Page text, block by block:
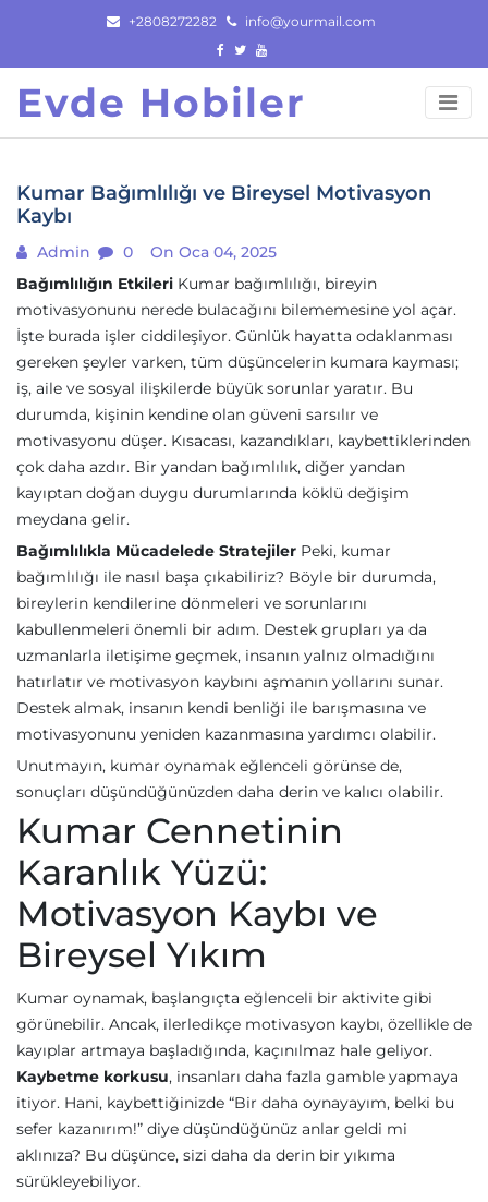
content
+2808272282 info@yourmail.com
Evde Hobiler
Kumar Bağımlılığı ve Bireysel Motivasyon
Kaybı
Admin 0
On Oca 04, 2025
Bağımlılığın Etkileri Kumar bağımlılığı, bireyin
motivasyonunu nerede bulacağını bilememesine yol açar.
İşte burada işler ciddileşiyor. Günlük hayatta odaklanması
gereken şeyler varken, tüm düşüncelerin kumara kayması;
iş, aile ve sosyal ilişkilerde büyük sorunlar yaratır. Bu
durumda, kişinin kendine olan güveni sarsılır ve
motivasyonu düşer. Kısacası, kazandıkları, kaybettiklerinden
çok daha azdır. Bir yandan bağımlılık, diğer yandan
kayıptan doğan duygu durumlarında köklü değişim
meydana gelir.
Bağımlılıkla Mücadelede Stratejiler Peki, kumar
bağımlılığı ile nasıl başa çıkabiliriz? Böyle bir durumda,
bireylerin kendilerine dönmeleri ve sorunlarını
kabullenmeleri önemli bir adım. Destek grupları ya da
uzmanlarla iletişime geçmek, insanın yalnız olmadığını
hatırlatır ve motivasyon kaybını aşmanın yollarını sunar.
Destek almak, insanın kendi benliği ile barışmasına ve
motivasyonunu yeniden kazanmasına yardımcı olabilir.
Unutmayın, kumar oynamak eğlenceli görünse de,
sonuçları düşündüğünüzden daha derin ve kalıcı olabilir.
Kumar Cennetinin
Karanlık Yüzü:
Motivasyon Kaybı ve
Bireysel Yıkım
Kumar oynamak, başlangıçta eğlenceli bir aktivite gibi
görünebilir. Ancak, ilerledikçe motivasyon kaybı, özellikle de
kayıplar artmaya başladığında, kaçınılmaz hale geliyor.
Kaybetme korkusu, insanları daha fazla gamble yapmaya
itiyor. Hani, kaybettiğinizde “Bir daha oynayayım, belki bu
sefer kazanırım!” diye düşündüğünüz anlar geldi mi
aklınıza? Bu düşünce, sizi daha da derin bir yıkıma
sürükleyebiliyor.